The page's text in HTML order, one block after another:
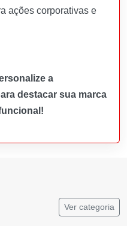
ações corporativas e
a
destacar sua marca
Ver categoria